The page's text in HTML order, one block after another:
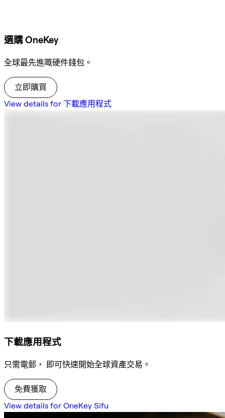
選購 OneKey
全球最先進嘅硬件錢包。
立即購買
View details for 下載應用程式
下載應用程式
只需電郵， 即可快速開始全球資產交易。
免費獲取
View details for OneKey Sifu